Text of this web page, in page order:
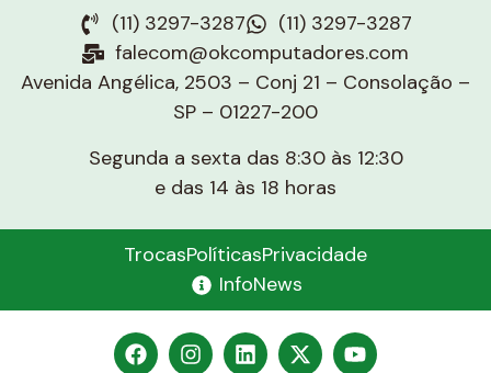
(11) 3297-3287
(11) 3297-3287
falecom@okcomputadores.com
Avenida Angélica, 2503 – Conj 21 – Consolação –
SP – 01227-200
Segunda a sexta das 8:30 às 12:30
e das 14 às 18 horas
TrocasPolíticasPrivacidade
InfoNews